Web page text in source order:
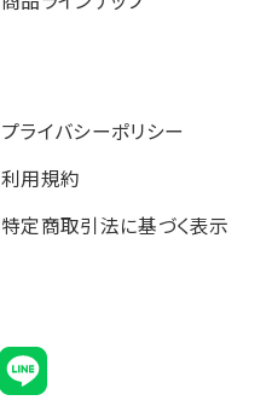
プライバシーポリシー
利用規約
特定商取引法に基づく表示